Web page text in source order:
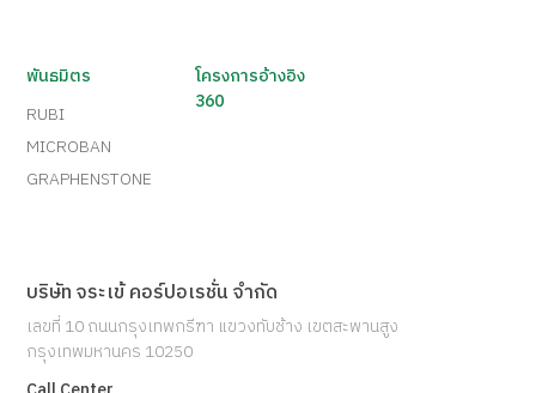
พันธมิตร
RUBI
MICROBAN
GRAPHENSTONE
โครงการอ้างอิง
360
บริษัท จระเข้ คอร์ปอเรชั่น จำกัด
เลขที่ 10 ถนนกรุงเทพกรีฑา แขวงทับช้าง เขตสะพานสูง
กรุงเทพมหานคร 10250